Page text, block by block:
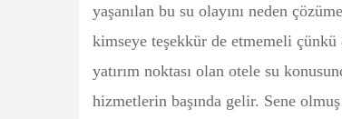
yaşanılan bu su olayını neden
kimseye teşekkür de etmemeli
yatırım noktası olan otele su
hizmetlerin başında gelir. Sene